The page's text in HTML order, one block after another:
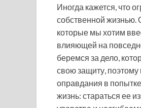
Иногда кажется, что
собственной
которые мы хотим
влияющей на
беремся за дело,
свою защиту,
оправдания в
жизнь: стараться ее